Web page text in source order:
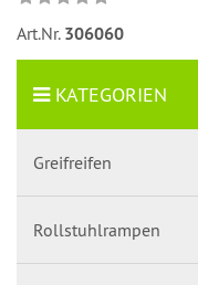
Art.Nr. 306060
KATEGORIEN
Greifreifen
Rollstuhlrampen